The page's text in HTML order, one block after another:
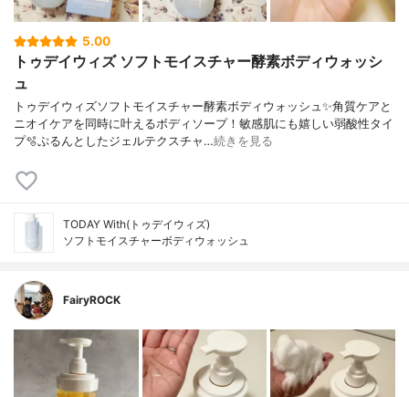
5.00
トゥデイウィズ ソフトモイスチャー酵素ボディウォッシ
ュ
トゥデイウィズソフトモイスチャー酵素ボディウォッシュ✨角質ケアと
ニオイケアを同時に叶えるボディソープ！敏感肌にも嬉しい弱酸性タイ
プ🫧ぷるんとしたジェルテクスチャ…続きを見る
TODAY With(トゥデイウィズ)
ソフトモイスチャーボディウォッシュ
FairyROCK